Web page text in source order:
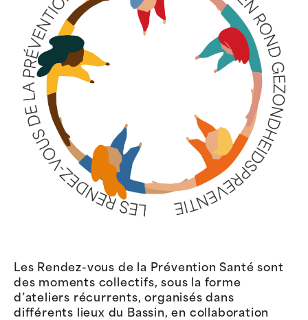
Les Rendez-vous de la Prévention Santé sont
des moments collectifs, sous la forme
d’ateliers récurrents, organisés dans
différents lieux du Bassin, en collaboration